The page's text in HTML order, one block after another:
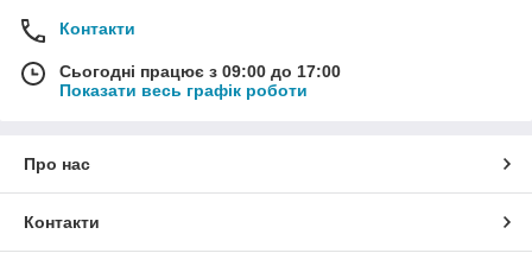
Контакти
Сьогодні працює з 09:00 до 17:00
Показати весь графік роботи
Про нас
Контакти